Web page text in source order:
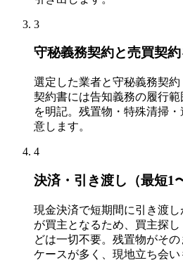
3
守秘義務契約と売買契
選定した業者と守秘義務契約
契約書には告知義務の履行
を明記。残置物・特殊清掃
意します。
4
決済・引き渡し（最短1
現金決済で短期間に引き渡
が買主となるため、買主探
どは一切不要。残置物がそ
ケースが多く、現地立ち会い